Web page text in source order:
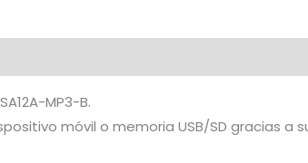
Dj
MP3
cantidad
MP3-B.
móvil o memoria USB/SD gracias a